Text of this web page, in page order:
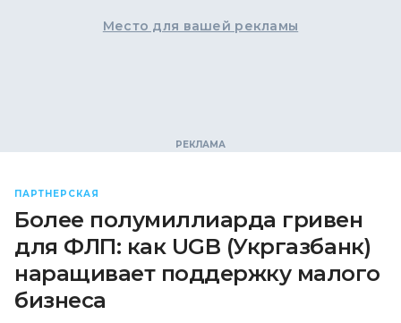
Место для вашей рекламы
ПАРТНЕРСКАЯ
Более полумиллиарда гривен
для ФЛП: как UGB (Укргазбанк)
наращивает поддержку малого
бизнеса